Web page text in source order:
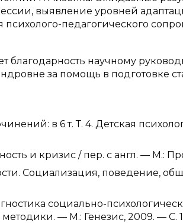
выявление уровней
педагогического
благодарность научному
за помощь в подготовке
в 6 т. Т. 4. Детская
и кризис / пер. с англ. — М.:
Социализация, поведение,
социально-
— М.: Генезис, 2009. — С.